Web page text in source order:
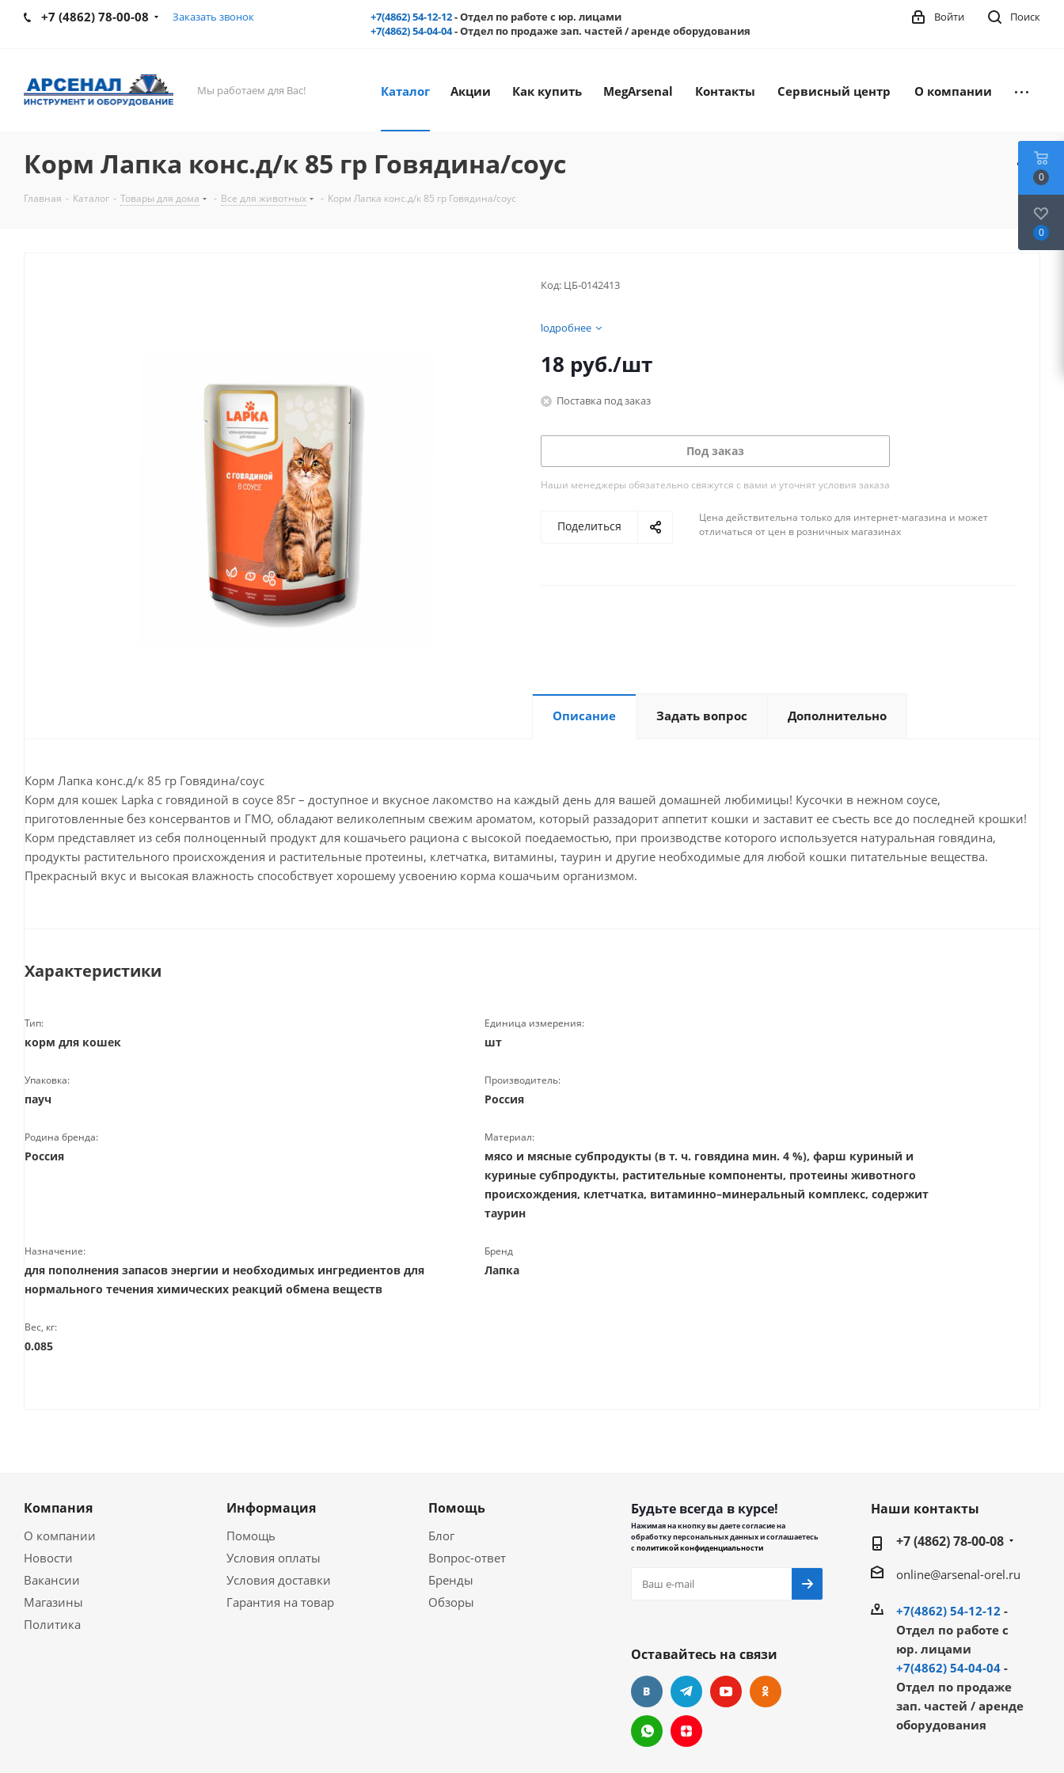
+7 (4862) 78-00-08 Заказать звонок +7(4862) 54-12-12- Отдел по работе с юр. лицами
+7(4862) 54-04-04- Отдел по продаже зап. частей / аренде оборудования
Поиск
Войти
Мы работаем для Вас! Каталог Акции Как купить MegArsenal Контакты Сервисный центр О компании
Корм Лапка конс.д/к 85 гр Говядина/соус
Главная - Каталог - Товары для дома - Все для животных - Корм Лапка конс.д/к 85 гр Говядина/соус
Код: ЦБ-0142413
Подробнее
18 руб./шт
Поставка под заказ
Под заказ
Наши менеджеры обязательно свяжутся с вами и уточнят условия заказа
Поделиться
Цена действительна только для интернет-магазина и может
отличаться от цен в розничных магазинах
Описание Задать вопрос Дополнительно
Корм Лапка конс.д/к 85 гр Говядина/соус
Корм для кошек Lapka с говядиной в соусе 85г – доступное и вкусное лакомство на каждый день для вашей домашней любимицы! Кусочки в нежном соусе,
приготовленные без консервантов и ГМО, обладают великолепным свежим ароматом, который раззадорит аппетит кошки и заставит ее съесть все до последней крошки!
Корм представляет из себя полноценный продукт для кошачьего рациона с высокой поедаемостью, при производстве которого используется натуральная говядина,
продукты растительного происхождения и растительные протеины, клетчатка, витамины, таурин и другие необходимые для любой кошки питательные вещества.
Прекрасный вкус и высокая влажность способствует хорошему усвоению корма кошачьим организмом.
Характеристики
Тип:
корм для кошек
Единица измерения:
шт
Упаковка:
пауч
Производитель:
Россия
Родина бренда:
Россия
Материал:
мясо и мясные субпродукты (в т. ч. говядина мин. 4 %), фарш куриный и
куриные субпродукты, растительные компоненты, протеины животного
происхождения, клетчатка, витаминно–минеральный комплекс, содержит
таурин
Назначение:
для пополнения запасов энергии и необходимых ингредиентов для
нормального течения химических реакций обмена веществ
Бренд
Лапка
Вес, кг:
0.085
Компания
О компании
Новости
Вакансии
Магазины
Политика
Информация
Помощь
Условия оплаты
Условия доставки
Гарантия на товар
Помощь
Блог
Вопрос-ответ
Бренды
Обзоры
Будьте всегда в курсе!
Нажимая на кнопку вы даете согласие на
обработку персональных данных и соглашаетесь
сполитикой конфиденциальности
Оставайтесь на связи
Наши контакты
+7 (4862) 78-00-08
online@arsenal-orel.ru
+7(4862) 54-12-12 -
Отдел по работе с
юр. лицами
+7(4862) 54-04-04-
Отдел по продаже
зап. частей / аренде
оборудования
0
0